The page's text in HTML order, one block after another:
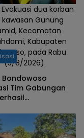
Evakuasi dua korban
kawasan Gunung
Kecamatan
Kabupaten
pada Rabu
(5/8/2026).
Bondowoso
Tim Gabungan
Piramid